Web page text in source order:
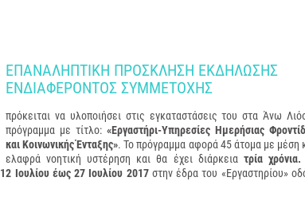
ΕΠΑΝΑΛΗΠΤΙΚΗ ΠΡΟΣΚΛΗΣΗ ΕΚΔΗΛΩΣΗΣ
ΕΝΔΙΑΦΕΡΟΝΤΟΣ ΣΥΜΜΕΤΟΧΗΣ
πρόκειται να υλοποιήσει στις εγκαταστάσεις του στα Άνω
πρόγραμμα με τίτλο: «Εργαστήρι-Υπηρεσίες Ημερήσιας
και Κοινωνικής Ένταξης». Το πρόγραμμα αφορά 45 άτομα με μέση
ελαφρά νοητική υστέρηση και θα έχει διάρκειατρία
12 Ιουλίου έως 27 Ιουλίου 2017 στην έδρα του «Εργαστηρίου»